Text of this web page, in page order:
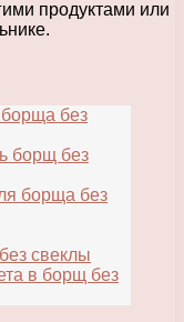
продуктами или
без
борщ без
борща без
свеклы
в борщ без